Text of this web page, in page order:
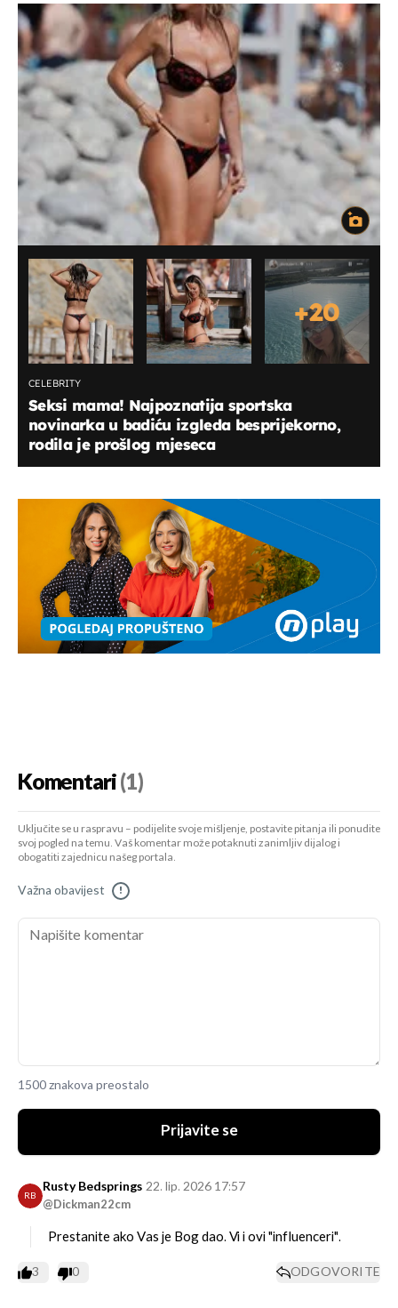
+20
CELEBRITY
Seksi mama! Najpoznatija sportska
novinarka u badiću izgleda besprijekorno,
rodila je prošlog mjeseca
Komentari(1)
Uključite se u raspravu – podijelite svoje mišljenje, postavite pitanja ili ponudite
svoj pogled na temu. Vaš komentar može potaknuti zanimljiv dijalog i
obogatiti zajednicu našeg portala.
Važna obavijest !
1500 znakova preostalo
Prijavite se
RB
Rusty Bedsprings
@Dickman22cm
22. lip. 2026 17:57
Prestanite ako Vas je Bog dao. Vi i ovi "influenceri".
3 0 ODGOVORITE